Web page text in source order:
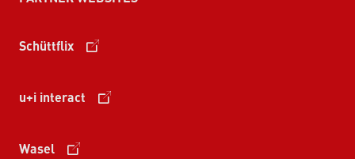
Schüttflix
u+i interact
Wasel